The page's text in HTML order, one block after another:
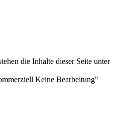
die Inhalte dieser Seite unter